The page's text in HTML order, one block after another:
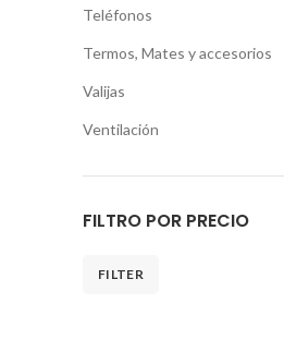
Teléfonos
Termos, Mates y accesorios
Valijas
Ventilación
FILTRO POR PRECIO
FILTER